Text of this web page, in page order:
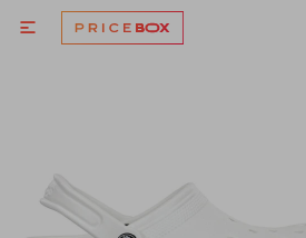
